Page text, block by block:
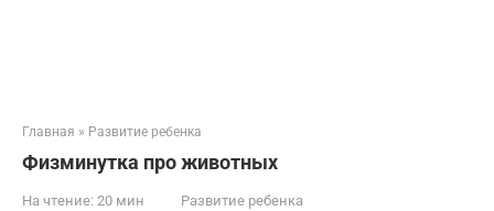
Главная » Развитие ребенка
Физминутка про животных
На чтение: 20 мин Развитие ребенка